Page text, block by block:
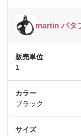
martin バタ
1
ブラック